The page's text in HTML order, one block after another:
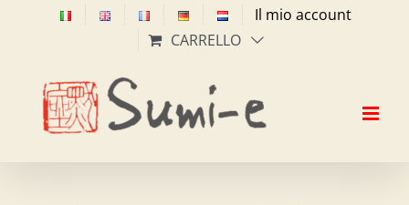
Il mio account
CARRELLO